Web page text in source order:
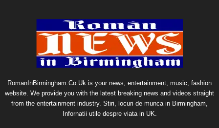
RomanInBirmingham.Co.Uk is your news, entertainment, music, fashion
website. We provide you with the latest breaking news and videos straight
from the entertainment industry. Stiri, locuri de munca in Birmingham,
Infornatii utile despre viata in UK.